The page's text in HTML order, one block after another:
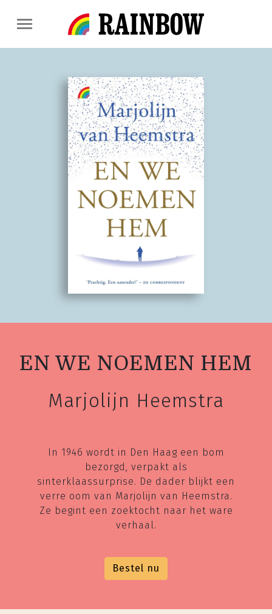
EN WE NOEMEN HEM
Marjolijn Heemstra
In 1946 wordt in Den Haag een bom
bezorgd, verpakt als
sinterklaassurprise. De dader blijkt een
verre oom van Marjolijn van Heemstra.
Ze begint een zoektocht naar het ware
verhaal.
Bestel nu